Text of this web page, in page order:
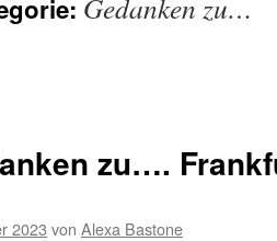
Gedanken zu…
zu….
2023 von Alexa Bastone